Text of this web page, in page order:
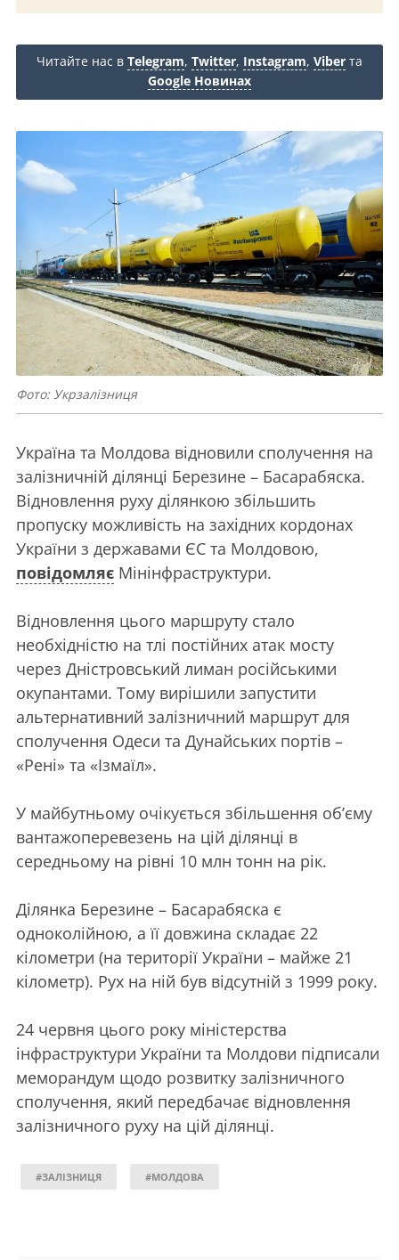
Читайте нас в Telegram, Twitter, Instagram, Viber та
Google Новинах
Фото: Укрзалізниця
Україна та Молдова відновили сполучення на
залізничній ділянці Березине – Басарабяска.
Відновлення руху ділянкою збільшить
пропуску можливість на західних кордонах
України з державами ЄС та Молдовою,
повідомляє Мінінфраструктури.
Відновлення цього маршруту стало
необхідністю на тлі постійних атак мосту
через Дністровський лиман російськими
окупантами. Тому вирішили запустити
альтернативний залізничний маршрут для
сполучення Одеси та Дунайських портів –
«Рені» та «Ізмаїл».
У майбутньому очікується збільшення об’єму
вантажоперевезень на цій ділянці в
середньому на рівні 10 млн тонн на рік.
Ділянка Березине – Басарабяска є
одноколійною, а її довжина складає 22
кілометри (на території України – майже 21
кілометр). Рух на ній був відсутній з 1999 року.
24 червня цього року міністерства
інфраструктури України та Молдови підписали
меморандум щодо розвитку залізничного
сполучення, який передбачає відновлення
залізничного руху на цій ділянці.
#ЗАЛІЗНИЦЯ #МОЛДОВА